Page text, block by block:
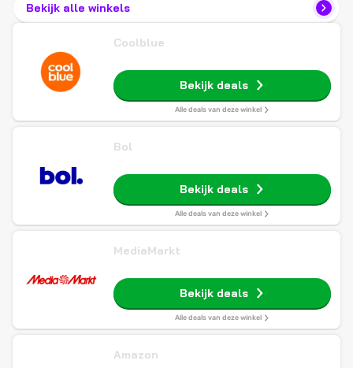
Bekijk alle winkels
Coolblue
Bekijk deals
Alle deals van deze winkel
Bol
Bekijk deals
Alle deals van deze winkel
MediaMarkt
Bekijk deals
Alle deals van deze winkel
Amazon